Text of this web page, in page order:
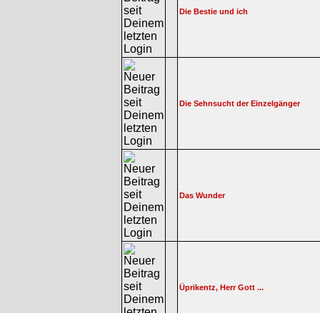
Die Bestie und ich
Die Sehnsucht der Einzelgänger
Das Wunder
Üprikentz, Herr Gott ...